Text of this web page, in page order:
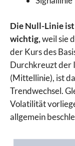
Die Null-Linie
wichtig,weil sie
der Kurs des
Durchkreuzt der
(Mittellinie), ist
Trendwechsel.
Volatilität
allgemein